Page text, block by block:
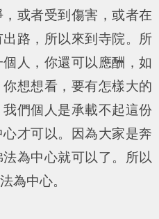
或者受到傷害，或者在
路，所以來到寺院。所
人，你還可以應酬，如
想想看，要有怎樣大的
們個人是承載不起這份
才可以。因為大家是奔
為中心就可以了。所以
為中心。